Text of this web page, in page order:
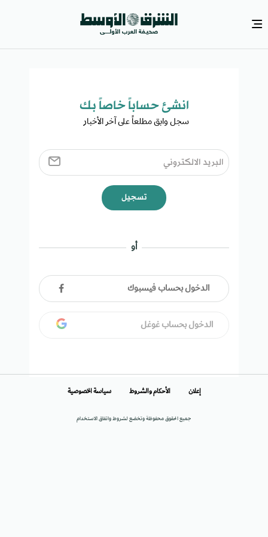
انشئ حساباً خاصاً بك​
سجل وابق مطلعاً على آخر الأخبار ​
تسجيل
أو
الدخول بحساب فيسبوك
الدخول بحساب غوغل
جميع الحقوق محفوظة وتخضع لشروط واتفاق الاستخدام
إعلان الأحكام والشروط سياسة الخصوصية